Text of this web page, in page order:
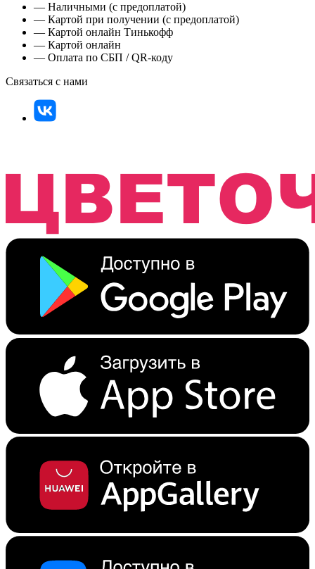
— Наличными (с предоплатой)
— Картой при получении (с предоплатой)
— Картой онлайн Тинькофф
— Картой онлайн
— Оплата по СБП / QR-коду
Связаться с нами